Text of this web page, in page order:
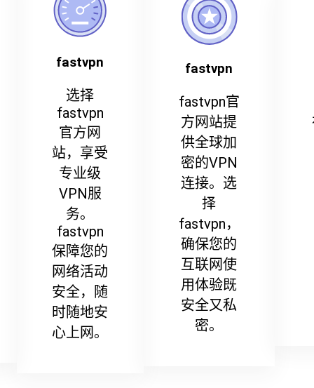
fastvpn
选择
fastvpn
官方网
站，享受
专业级
VPN服
务。
fastvpn
保障您的
网络活动
安全，随
时随地安
心上网。
fastvpn
fastvpn官
方网站提
供全球加
密的VPN
连接。选
择
fastvpn，
确保您的
互联网使
用体验既
安全又私
密。